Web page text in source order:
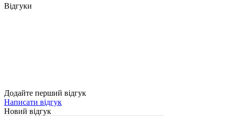
Відгуки
Додайте перший відгук
Написати відгук
Новий відгук